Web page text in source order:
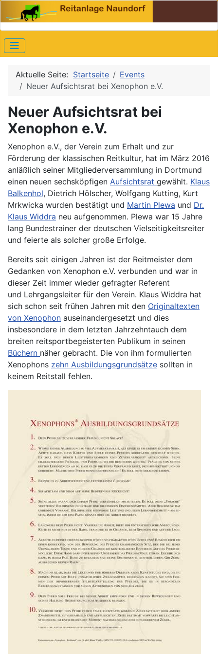
Aktuelle Seite: Startseite
Events
Neuer Aufsichtsrat bei Xenophon e.V.
Neuer Aufsichtsrat bei
Xenophon e.V.
Xenophon e.V., der Verein zum Erhalt und zur
Förderung der klassischen Reitkultur, hat im März 2016
anläßlich seiner Mitgliederversammlung in Dortmund
einen neuen sechsköpfigen Aufsichtsrat gewählt. Klaus
Balkenhol, Dietrich Hölscher, Wolfgang Kutting, Kurt
Mrkwicka wurden bestätigt und Martin Plewa und Dr.
Klaus Widdra neu aufgenommen. Plewa war 15 Jahre
lang Bundestrainer der deutschen Vielseitigkeitsreiter
und feierte als solcher große Erfolge.
Bereits seit einigen Jahren ist der Reitmeister dem
Gedanken von Xenophon e.V. verbunden und war in
dieser Zeit immer wieder gefragter Referent
und Lehrgangsleiter für den Verein. Klaus Widdra hat
sich schon seit frühen Jahren mit den Originaltexten
von Xenophon auseinandergesetzt und dies
insbesondere in dem letzten Jahrzehntauch dem
breiten reitsportbegeisterten Publikum in seinen
Büchern näher gebracht. Die von ihm formulierten
Xenophons zehn Ausbildungsgrundsätze sollten in
keinem Reitstall fehlen.